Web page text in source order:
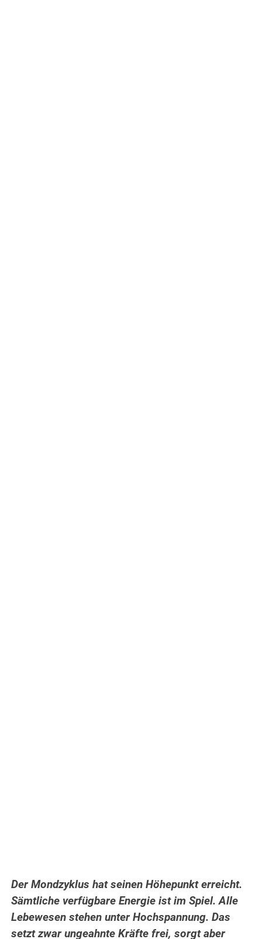
Der Mondzyklus hat seinen Höhepunkt erreicht.
Sämtliche verfügbare Energie ist im Spiel. Alle
Lebewesen stehen unter Hochspannung. Das
setzt zwar ungeahnte Kräfte frei, sorgt aber